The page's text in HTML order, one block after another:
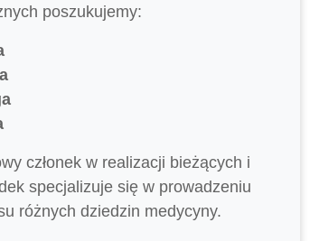
poszukujemy:
członek w realizacji bieżących i
specjalizuje się w prowadzeniu
różnych dziedzin medycyny.